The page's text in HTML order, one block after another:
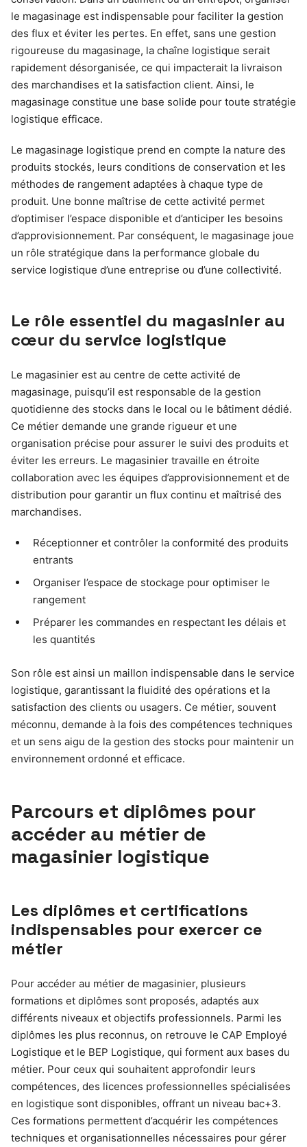
le magasinage est indispensable pour faciliter la gestion
des flux et éviter les pertes. En effet, sans une gestion
rigoureuse du magasinage, la chaîne logistique serait
rapidement désorganisée, ce qui impacterait la livraison
des marchandises et la satisfaction client. Ainsi, le
magasinage constitue une base solide pour toute stratégie
logistique efficace.
Le magasinage logistique prend en compte la nature des
produits stockés, leurs conditions de conservation et les
méthodes de rangement adaptées à chaque type de
produit. Une bonne maîtrise de cette activité permet
d’optimiser l’espace disponible et d’anticiper les besoins
d’approvisionnement. Par conséquent, le magasinage joue
un rôle stratégique dans la performance globale du
service logistique d’une entreprise ou d’une collectivité.
Le rôle essentiel du magasinier au
cœur du service logistique
Le magasinier est au centre de cette activité de
magasinage, puisqu’il est responsable de la gestion
quotidienne des stocks dans le local ou le bâtiment dédié.
Ce métier demande une grande rigueur et une
organisation précise pour assurer le suivi des produits et
éviter les erreurs. Le magasinier travaille en étroite
collaboration avec les équipes d’approvisionnement et de
distribution pour garantir un flux continu et maîtrisé des
marchandises.
Réceptionner et contrôler la conformité des produits
entrants
Organiser l’espace de stockage pour optimiser le
rangement
Préparer les commandes en respectant les délais et
les quantités
Son rôle est ainsi un maillon indispensable dans le service
logistique, garantissant la fluidité des opérations et la
satisfaction des clients ou usagers. Ce métier, souvent
méconnu, demande à la fois des compétences techniques
et un sens aigu de la gestion des stocks pour maintenir un
environnement ordonné et efficace.
Parcours et diplômes pour
accéder au métier de
magasinier logistique
Les diplômes et certifications
indispensables pour exercer ce
métier
Pour accéder au métier de magasinier, plusieurs
formations et diplômes sont proposés, adaptés aux
différents niveaux et objectifs professionnels. Parmi les
diplômes les plus reconnus, on retrouve le CAP Employé
Logistique et le BEP Logistique, qui forment aux bases du
métier. Pour ceux qui souhaitent approfondir leurs
compétences, des licences professionnelles spécialisées
en logistique sont disponibles, offrant un niveau bac+3.
Ces formations permettent d’acquérir les compétences
techniques et organisationnelles nécessaires pour gérer